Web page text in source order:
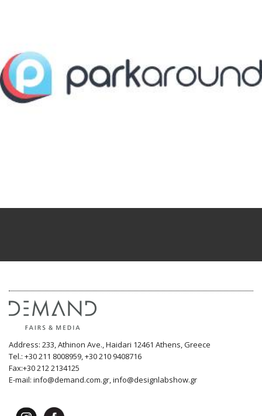
Address: 233, Athinon Ave., Haidari 12461 Athens, Greece
Tel.: +30 211 8008959, +30 210 9408716
Fax:+30 212 2134125
E-mail: info@demand.com.gr, info@designlabshow.gr